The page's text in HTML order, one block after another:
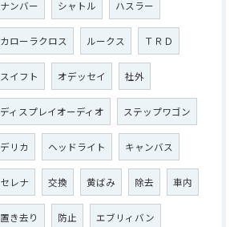
ナンバー シャトル ハスラー
カローラクロス ルークス ＴＲＤ
スイフト オデッセイ 社外
ディスプレイオーディオ ステップワゴン
デリカ ヘッドライト キャンバス
セレナ 交換 黄ばみ 除去 車内
置き去り 防止 エブリィバン